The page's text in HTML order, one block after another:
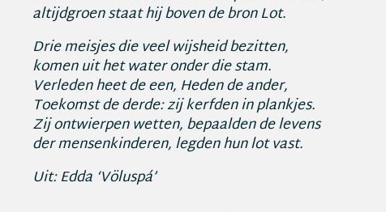
altijdgroen staat hij boven de bron Lot.
Drie meisjes die veel wijsheid bezitten,
komen uit het water onder die stam.
Verleden heet de een, Heden de ander,
Toekomst de derde: zij kerfden in plankjes.
Zij ontwierpen wetten, bepaalden de levens
der mensenkinderen, legden hun lot vast.
Uit: Edda ‘Völuspá’